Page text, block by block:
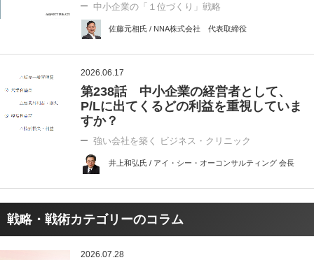
中小企業の「１位づくり」戦略
佐藤元相氏 / NNA株式会社 代表取締役
2026.06.17
第238話 中小企業の経営者として、
P/Lに出てくるどの利益を重視していま
すか？
強い会社を築く ビジネス・クリニック
井上和弘氏 / アイ・シー・オーコンサルティング 会長
戦略・戦術カテゴリーのコラム
2026.07.28